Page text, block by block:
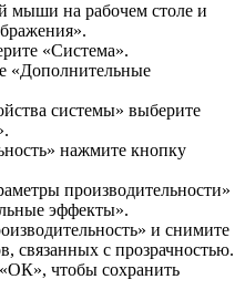
мыши на рабочем столе и
«Система».
«Дополнительные
системы» выберите
нажмите кнопку
производительности»
эффекты».
и снимите
связанных с прозрачностью.
чтобы сохранить